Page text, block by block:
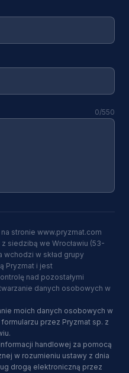
0/550
stronie www.pryzmat.com
siedzibą we Wrocławiu (53-
wchodzi w skład grupy
Pryzmat i jest
nad pozostałymi
danych osobowych w
moich danych osobowych w
przez Pryzmat sp. z
handlowej za pomocą
w rozumieniu ustawy z dnia
drogą elektroniczną przez